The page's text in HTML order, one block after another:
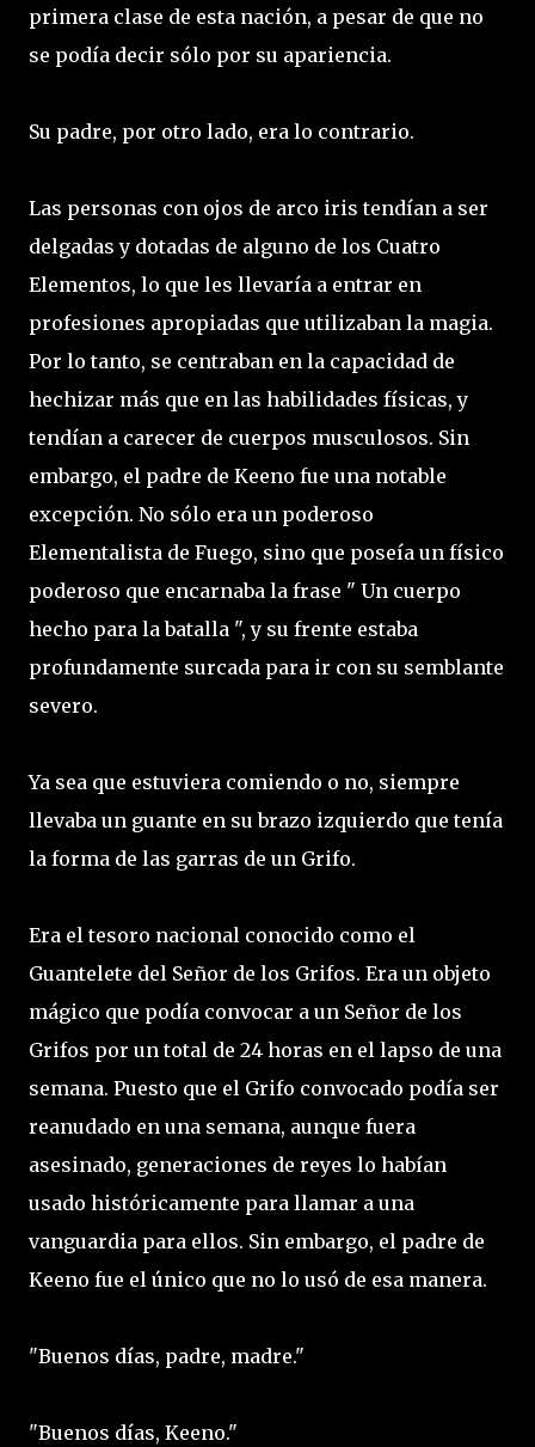
primera clase de esta nación, a pesar de que no
se podía decir sólo por su apariencia.
Su padre, por otro lado, era lo contrario.
Las personas con ojos de arco iris tendían a ser
delgadas y dotadas de alguno de los Cuatro
Elementos, lo que les llevaría a entrar en
profesiones apropiadas que utilizaban la magia.
Por lo tanto, se centraban en la capacidad de
hechizar más que en las habilidades físicas, y
tendían a carecer de cuerpos musculosos. Sin
embargo, el padre de Keeno fue una notable
excepción. No sólo era un poderoso
Elementalista de Fuego, sino que poseía un físico
poderoso que encarnaba la frase " Un cuerpo
hecho para la batalla ", y su frente estaba
profundamente surcada para ir con su semblante
severo.
Ya sea que estuviera comiendo o no, siempre
llevaba un guante en su brazo izquierdo que tenía
la forma de las garras de un Grifo.
Era el tesoro nacional conocido como el
Guantelete del Señor de los Grifos. Era un objeto
mágico que podía convocar a un Señor de los
Grifos por un total de 24 horas en el lapso de una
semana. Puesto que el Grifo convocado podía ser
reanudado en una semana, aunque fuera
asesinado, generaciones de reyes lo habían
usado históricamente para llamar a una
vanguardia para ellos. Sin embargo, el padre de
Keeno fue el único que no lo usó de esa manera.
"Buenos días, padre, madre."
"Buenos días, Keeno."